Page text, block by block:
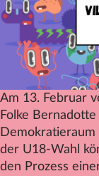
Am 13. Februar
Folke
der U18-Wahl
den Prozess